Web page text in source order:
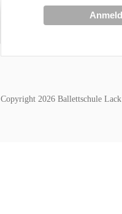
Copyright 2026 Ballettschule Lack